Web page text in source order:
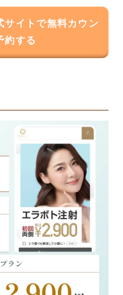
サイトで無料カウン
約する